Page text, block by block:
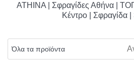
ATHINA | Σφραγίδες Αθήνα |
Κέντρο | Σφραγίδα